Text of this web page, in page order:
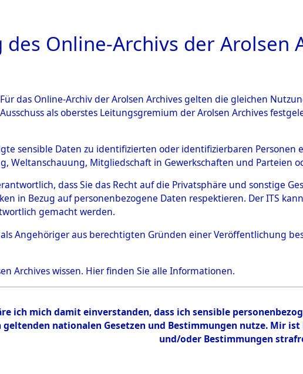
ARCHIVALE ÜBERSICHT BILD
0051 (108020782)
Person NOWAK,
Bestand
Online-Archivs der Arolsen
das Online-Archiv der Arolsen Archives gelten die gleichen
als oberstes Leitungsgremium der Arolsen Archives
sensible Daten zu identifizierten oder identifizierbaren
Weltanschauung, Mitgliedschaft in Gewerkschaften und Parteien
dass Sie das Recht auf die Privatsphäre und sonstige
in Bezug auf personenbezogene Daten respektieren. Der ITS
gemacht werden.
als Angehöriger aus berechtigten Gründen einer Veröffentlichung
Archives wissen. Hierfinden Sie alle Informationen.
ich mich damit einverstanden, dass ich sensible
nationalen Gesetzen und Bestimmungen nutze. Mir ist
und/oder Bestimmungen